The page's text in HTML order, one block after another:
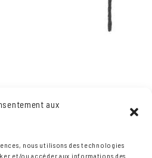
aux
nous utilisons des technologies
et/ou accéder aux informations des